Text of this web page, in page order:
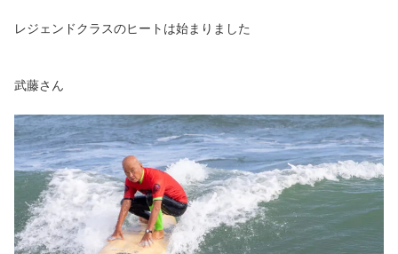
レジェンドクラスのヒートは始まりました
武藤さん